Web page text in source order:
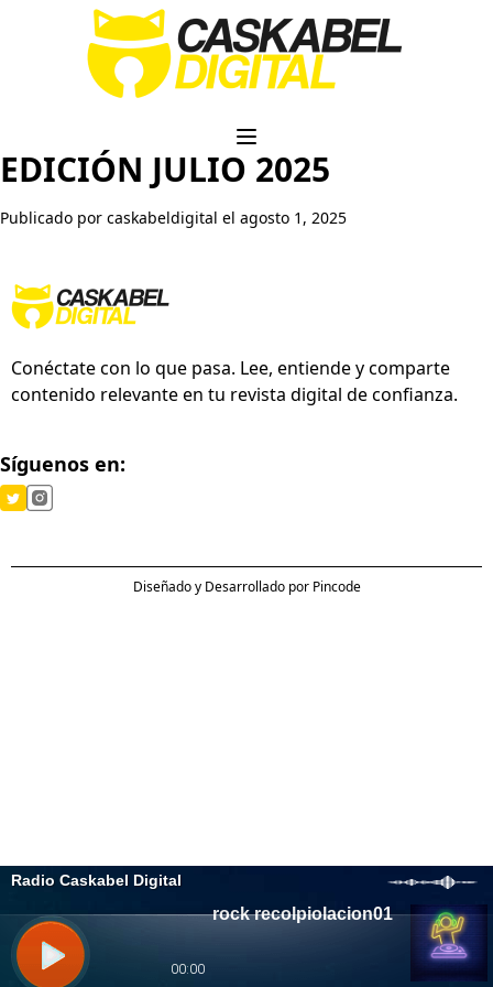
EDICIÓN JULIO 2025
Publicado por caskabeldigital el agosto 1, 2025
Conéctate con lo que pasa. Lee, entiende y comparte
contenido relevante en tu revista digital de confianza.
Síguenos en:
Diseñado y Desarrollado por Pincode